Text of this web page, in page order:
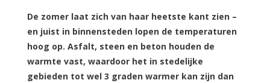
De zomer laat zich van haar heetste kant zien –
en juist in binnensteden lopen de temperaturen
hoog op. Asfalt, steen en beton houden de
warmte vast, waardoor het in stedelijke
gebieden tot wel 3 graden warmer kan zijn dan